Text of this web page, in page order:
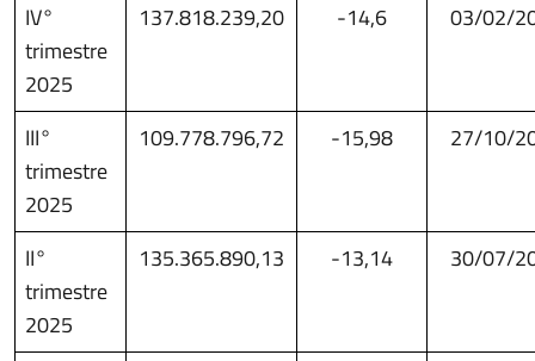
IV°
trimestre
2025
137.818.239,20 -14,6 03/02/
III°
trimestre
2025
109.778.796,72 -15,98 27/10/
II°
trimestre
2025
135.365.890,13 -13,14 30/07/